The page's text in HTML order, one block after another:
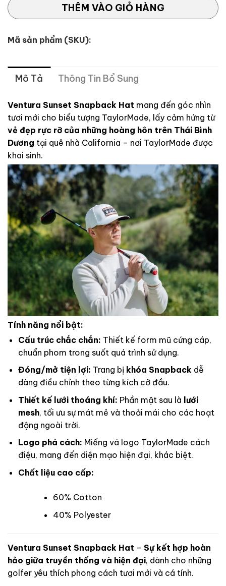
THÊM VÀO GIỎ HÀNG
Mã sản phẩm (SKU):
Mô Tả Thông Tin Bổ Sung
Ventura Sunset Snapback Hat mang đến góc nhìn
tươi mới cho biểu tượng TaylorMade, lấy cảm hứng từ
vẻ đẹp rực rỡ của những hoàng hôn trên Thái Bình
Dương tại quê nhà California – nơi TaylorMade được
khai sinh.
Tính năng nổi bật:
Cấu trúc chắc chắn: Thiết kế form mũ cứng cáp,
chuẩn phom trong suốt quá trình sử dụng.
Đóng/mở tiện lợi: Trang bị khóa Snapback dễ
dàng điều chỉnh theo từng kích cỡ đầu.
Thiết kế lưới thoáng khí: Phần mặt sau là lưới
mesh, tối ưu sự mát mẻ và thoải mái cho các hoạt
động ngoài trời.
Logo phá cách: Miếng vá logo TaylorMade cách
điệu, mang đến diện mạo hiện đại, khác biệt.
Chất liệu cao cấp:
60% Cotton
40% Polyester
Ventura Sunset Snapback Hat – Sự kết hợp hoàn
hảo giữa truyền thống và hiện đại, dành cho những
golfer yêu thích phong cách tươi mới và cá tính.